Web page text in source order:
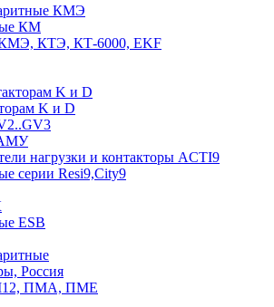
КМЭ
КМ
КМЭ, КТЭ, КТ-6000, EKF
K и D
K и D
нагрузки и контакторы ACTI9
серии Resi9,City9
ESB
Россия
ПМА, ПМЕ